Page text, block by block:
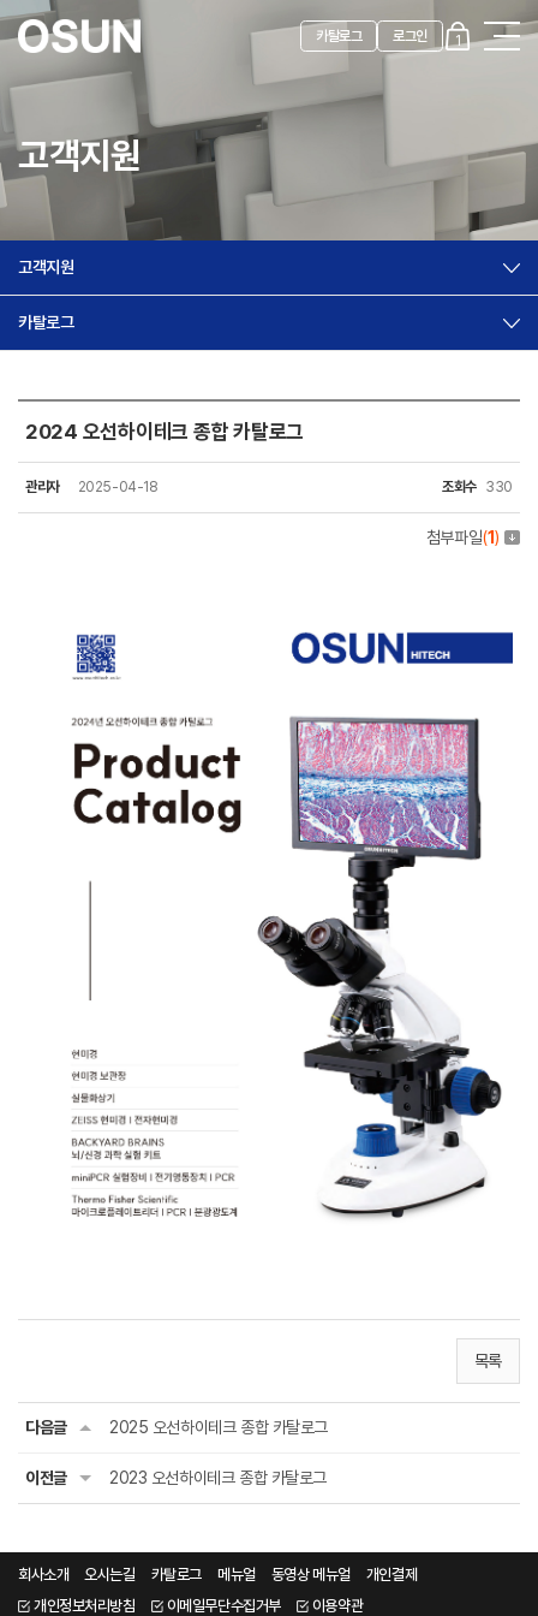
카탈로그 로그인 1
고객지원
고객지원
카탈로그
카탈로그
2024 오선하이테크 종합 카탈로그
관리자 2025-04-18 조회수 330
첨부파일(1)
목록
다음글 2025 오선하이테크 종합 카탈로그
이전글 2023 오선하이테크 종합 카탈로그
회사소개 오시는길 카탈로그 메뉴얼 동영상 메뉴얼
개인결제
개인정보처리방침
이메일무단수집거부 이용약관